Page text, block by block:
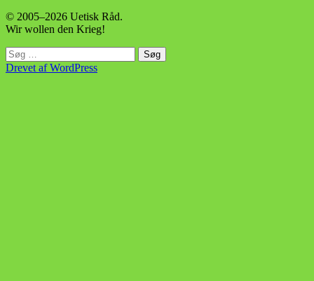
© 2005–2026 Uetisk Råd.
Wir wollen den Krieg!
Søg
efter:
Drevet af WordPress